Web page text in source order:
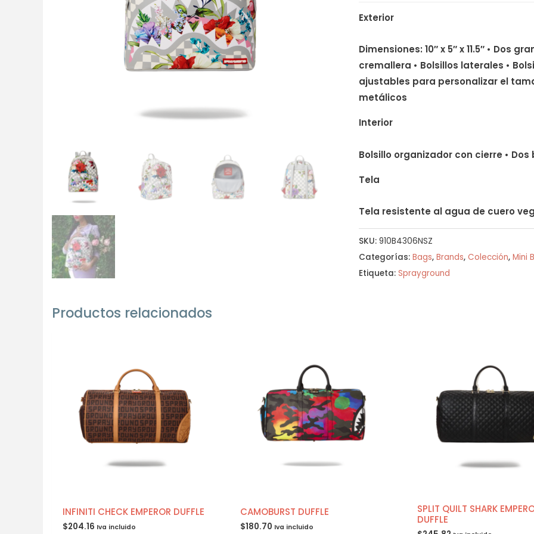
Exterior
Dimensiones: 10″ x 5″ x 11.5″ •
cremallera • Bolsillos laterales •
ajustables para personalizar el
metálicos
Interior
Bolsillo organizador con cierre •
Tela
Tela resistente al agua de cuero
SKU: 910B4306NSZ
Categorías: Bags, Brands, Colección, Mini
Etiqueta: Sprayground
Productos relacionados
INFINITI CHECK EMPEROR DUFFLE
$204.16 Iva incluido
CAMOBURST DUFFLE
$180.70 Iva incluido
SPLIT QUILT SHARK
DUFFLE